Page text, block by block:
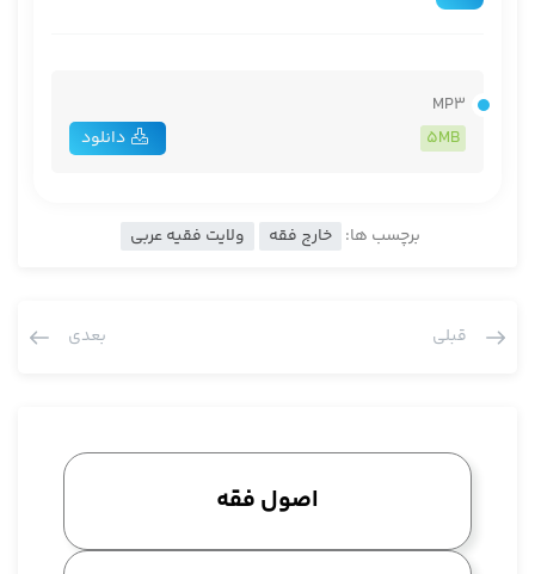
MP3
5MB
دانلود
برچسب ها: خارج فقه ولایت فقیه عربی
قبلی بعدی
اصول فقه